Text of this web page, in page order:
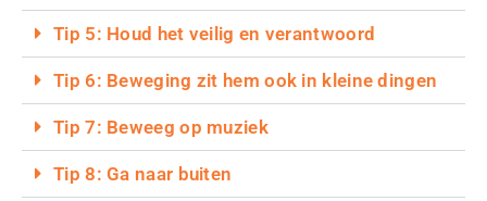
Tip 5: Houd het veilig en verantwoord
Tip 6: Beweging zit hem ook in kleine dingen
Tip 7: Beweeg op muziek
Tip 8: Ga naar buiten